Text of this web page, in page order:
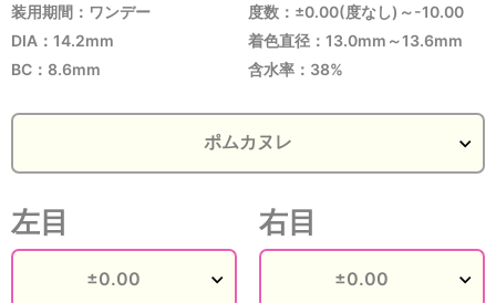
装用期間：ワンデー
度数：±0.00(度なし)～-10.00
DIA：14.2mm
着色直径：13.0mm～13.6mm
BC：8.6mm
含水率：38%
左目 右目